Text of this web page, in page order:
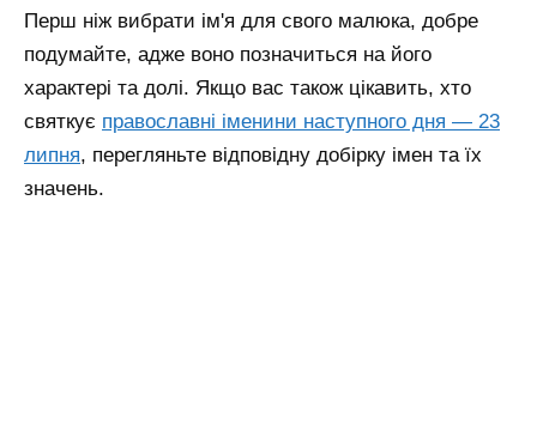
Перш ніж вибрати ім'я для свого малюка, добре
подумайте, адже воно позначиться на його
характері та долі. Якщо вас також цікавить, хто
святкує православні іменини наступного дня — 23
липня, перегляньте відповідну добірку імен та їх
значень.